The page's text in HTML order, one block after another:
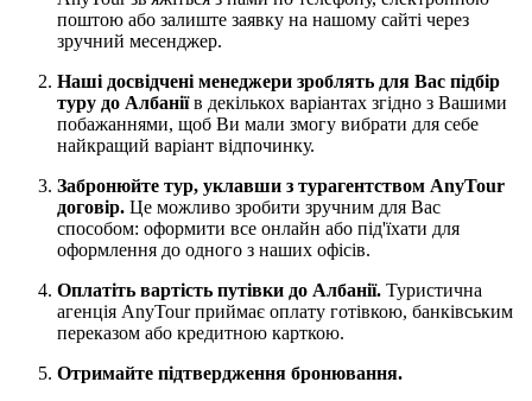
поштою або залиште заявку на нашому сайті через
зручний месенджер.
Наші досвідчені менеджери зроблять для Вас підбір
туру до Албаніїв декількох варіантах згідно з Вашими
побажаннями, щоб Ви мали змогу вибрати для себе
найкращий варіант відпочинку.
Забронюйте тур, уклавши з турагентством AnyTour
договір. Це можливо зробити зручним для Вас
способом: оформити все онлайн або під'їхати для
оформлення до одного з наших офісів.
Оплатіть вартість путівки до Албанії. Туристична
агенція AnyTour приймає оплату готівкою, банківським
переказом або кредитною карткою.
Отримайте підтвердження бронювання.